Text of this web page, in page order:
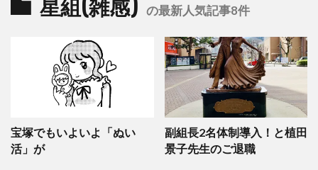
星組(雑感) の最新人気記事8件
宝塚でもいよいよ「ぬい
活」が
副組長2名体制導入！と植田
景子先生のご退職